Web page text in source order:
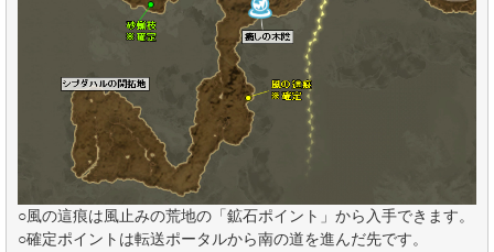
○風の這痕は風止みの荒地の「鉱石ポイント」から入手できます。
○確定ポイントは転送ポータルから南の道を進んだ先です。